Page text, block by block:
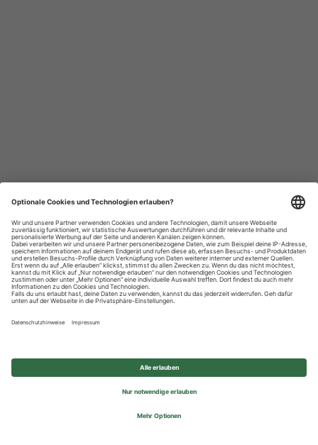
Datenschutzhinweise
Impressum
Privatsphäre-Einstellungen
© 2026 REWE Group - All rights reserved